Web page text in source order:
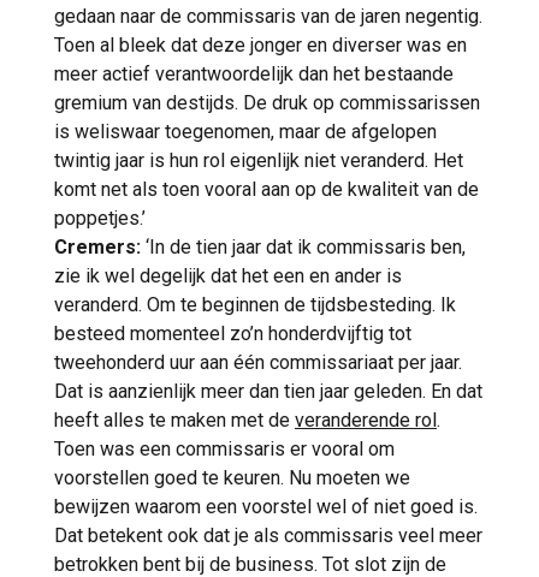
gedaan naar de commissaris van de jaren negentig.
Toen al bleek dat deze jonger en diverser was en
meer actief verantwoordelijk dan het bestaande
gremium van destijds. De druk op commissarissen
is weliswaar toegenomen, maar de afgelopen
twintig jaar is hun rol eigenlijk niet veranderd. Het
komt net als toen vooral aan op de kwaliteit van de
poppetjes.’
Cremers: ‘In de tien jaar dat ik commissaris ben,
zie ik wel degelijk dat het een en ander is
veranderd. Om te beginnen de tijdsbesteding. Ik
besteed momenteel zo’n honderdvijftig tot
tweehonderd uur aan één commissariaat per jaar.
Dat is aanzienlijk meer dan tien jaar geleden. En dat
heeft alles te maken met de veranderende rol.
Toen was een commissaris er vooral om
voorstellen goed te keuren. Nu moeten we
bewijzen waarom een voorstel wel of niet goed is.
Dat betekent ook dat je als commissaris veel meer
betrokken bent bij de business. Tot slot zijn de